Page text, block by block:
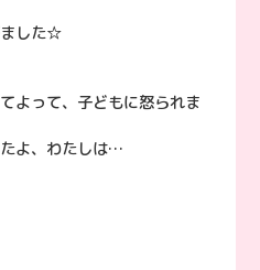
ました☆
よって、子どもに怒られま
よ、わたしは…